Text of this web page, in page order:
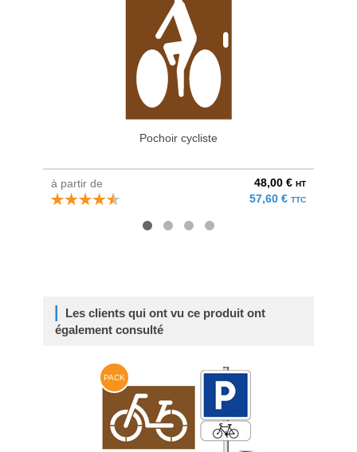
Pochoir cycliste
à partir de 48,00 € HT
57,60 € TTC
Les clients qui ont vu ce produit ont
également consulté
PACK